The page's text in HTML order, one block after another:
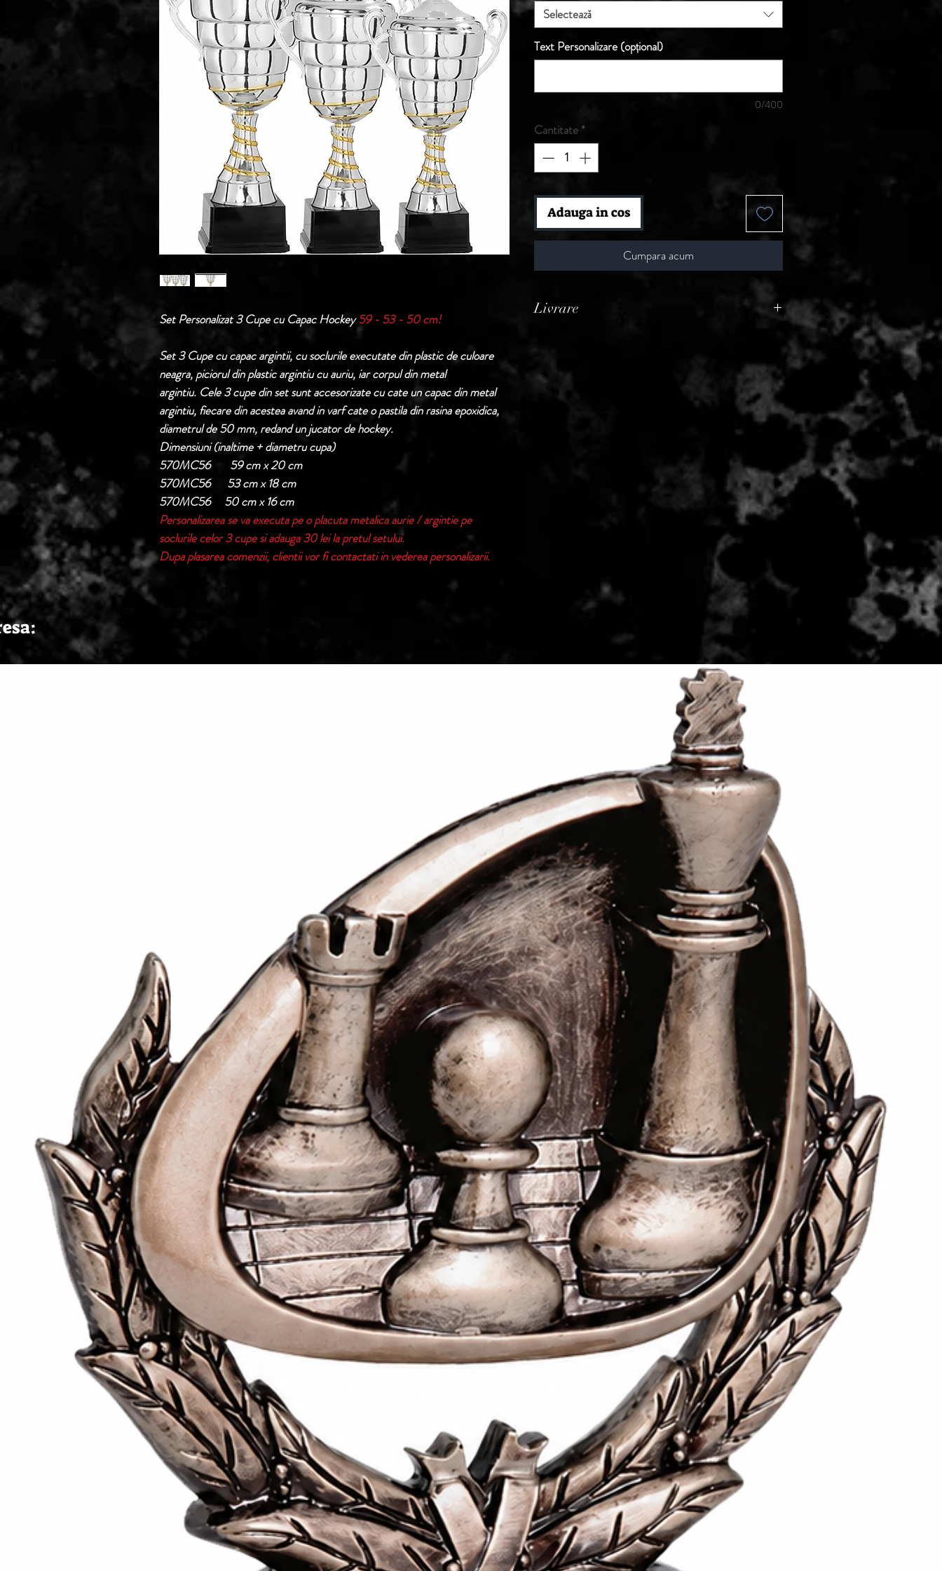
Set Personalizat 3 Cupe cu Capac Hockey59 - 53 - 50 cm!
Set 3 Cupe cu capac argintii, cu soclurile executate din plastic de culoare
neagra, piciorul din plastic argintiu cu auriu, iar corpul din metal
argintiu. Cele 3 cupe din set sunt accesorizate cu cate un capac din metal
argintiu, fiecare din acestea avand in varf cate o pastila din rasina epoxidica,
diametrul de 50 mm, redand un jucator de hockey.
Dimensiuni (inaltime + diametru cupa)
570MC56 59 cm x 20 cm
570MC56 53 cm x 18 cm
570MC56 50 cm x 16 cm
Personalizarea se va executa pe o placuta metalica aurie / argintie pe
soclurile celor 3 cupe si adauga 30 lei la pretul setului.
Dupa plasarea comenzii, clientii vor fi contactati in vederea personalizarii.
Selectează
Text Personalizare (opțional)
0/400
Cantitate *
Adauga in cos
Cumpara acum
Livrare
confirmarii comenzii de catre Seller.